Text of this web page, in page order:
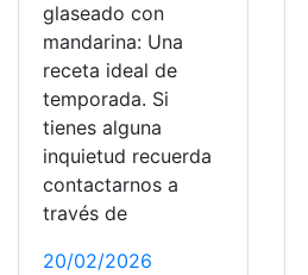
glaseado con
mandarina: Una
receta ideal de
temporada. Si
tienes alguna
inquietud recuerda
contactarnos a
través de
20/02/2026